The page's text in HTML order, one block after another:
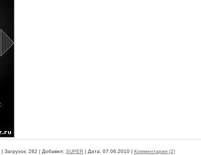
| Загрузок: 282 | Добавил: SUPER | Дата: 07.06.2010 | Комментарии (2)